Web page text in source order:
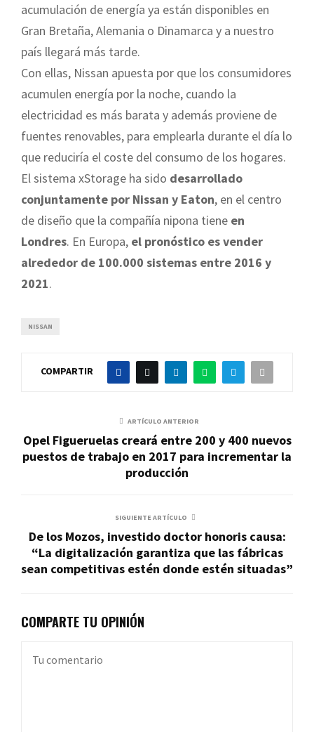
acumulación de energía ya están disponibles en
Gran Bretaña, Alemania o Dinamarca y a nuestro
país llegará más tarde.
Con ellas, Nissan apuesta por que los consumidores
acumulen energía por la noche, cuando la
electricidad es más barata y además proviene de
fuentes renovables, para emplearla durante el día lo
que reduciría el coste del consumo de los hogares.
El sistema xStorage ha sido desarrollado
conjuntamente por Nissan y Eaton, en el centro
de diseño que la compañía nipona tiene en
Londres. En Europa, el pronóstico es vender
alrededor de 100.000 sistemas entre 2016 y
2021.
NISSAN
COMPARTIR
ARTÍCULO ANTERIOR
Opel Figueruelas creará entre 200 y 400 nuevos
puestos de trabajo en 2017 para incrementar la
producción
SIGUIENTE ARTÍCULO
De los Mozos, investido doctor honoris causa:
“La digitalización garantiza que las fábricas
sean competitivas estén donde estén situadas”
COMPARTE TU OPINIÓN